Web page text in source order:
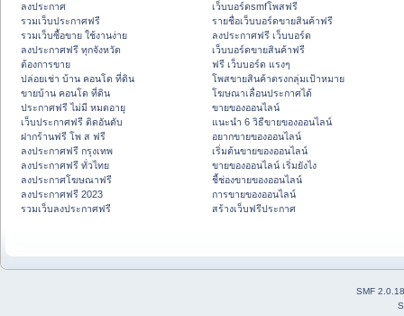
ลงประกาศ
รวมเว็บประกาศฟรี
รวมเว็บซื้อขาย ใช้งานง่าย
ลงประกาศฟรี ทุกจังหวัด
ต้องการขาย
ปล่อยเช่า บ้าน คอนโด ที่ดิน
ขายบ้าน คอนโด ที่ดิน
ประกาศฟรี ไม่มี หมดอายุ
เว็บประกาศฟรี ติดอันดับ
ฝากร้านฟรี โพ ส ฟรี
ลงประกาศฟรี กรุงเทพ
ลงประกาศฟรี ทั่วไทย
ลงประกาศโฆษณาฟรี
ลงประกาศฟรี 2023
รวมเว็บลงประกาศฟรี
เว็บบอร์ดsmfโพสฟรี
รายชื่อเว็บบอร์ดขายสินค้าฟรี
ลงประกาศฟรี เว็บบอร์ด
เว็บบอร์ดขายสินค้าฟรี
ฟรี เว็บบอร์ด แรงๆ
โพสขายสินค้าตรงกลุ่มเป้าหมาย
โฆษณาเลื่อนประกาศได้
ขายของออนไลน์
แนะนำ 6 วิธีขายของออนไลน์
อยากขายของออนไลน์
เริ่มต้นขายของออนไลน์
ขายของออนไลน์ เริ่มยังไง
ชี้ช่องขายของออนไลน์
การขายของออนไลน์
สร้างเว็บฟรีประกาศ
SMF 2.0.18